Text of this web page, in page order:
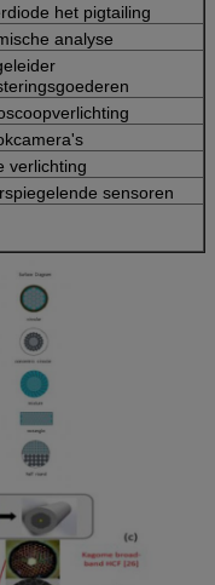
het pigtailing
analyse
verlichting
sensoren